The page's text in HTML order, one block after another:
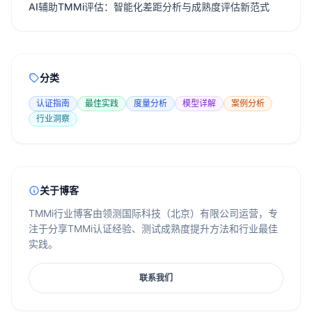
AI辅助TMMi评估：智能化差距分析与成熟度评估新范式
分类
认证指南 最佳实践 度量分析 模型详解
案例分析
行业洞察
关于博客
TMMi行业博客由领测国际科技（北京）有限公司运营，专
注于分享TMMi认证经验、测试成熟度提升方法和行业最佳
实践。
联系我们